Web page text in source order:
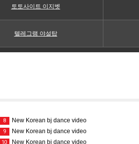
토토사이트 이지벳
텔레그램 야설탑
8 New Korean bj dance video
9 New Korean bj dance video
10 New Korean bj dance video